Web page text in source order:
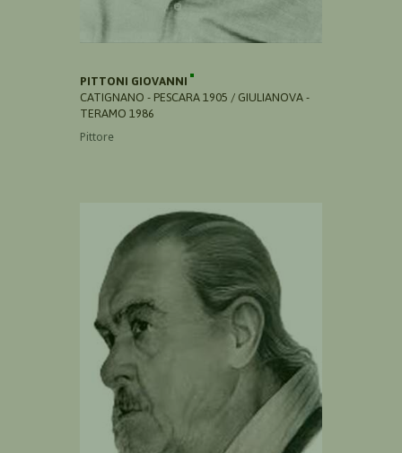
PITTONI GIOVANNI
CATIGNANO - PESCARA 1905 / GIULIANOVA -
TERAMO 1986
Pittore